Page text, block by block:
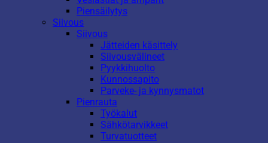
Piensäilytys
Siivous
Siivous
Jätteiden käsittely
Siivousvälineet
Pyykkihuolto
Kunnossapito
Parveke- ja kynnysmatot
Pienrauta
Työkalut
Sähkötarvikkeet
Turvatuotteet